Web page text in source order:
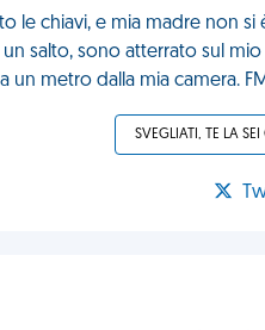
le chiavi, e mia madre non si
salto, sono atterrato sul
metro dalla mia camera.
SVEGLIATI, TE LA SEI